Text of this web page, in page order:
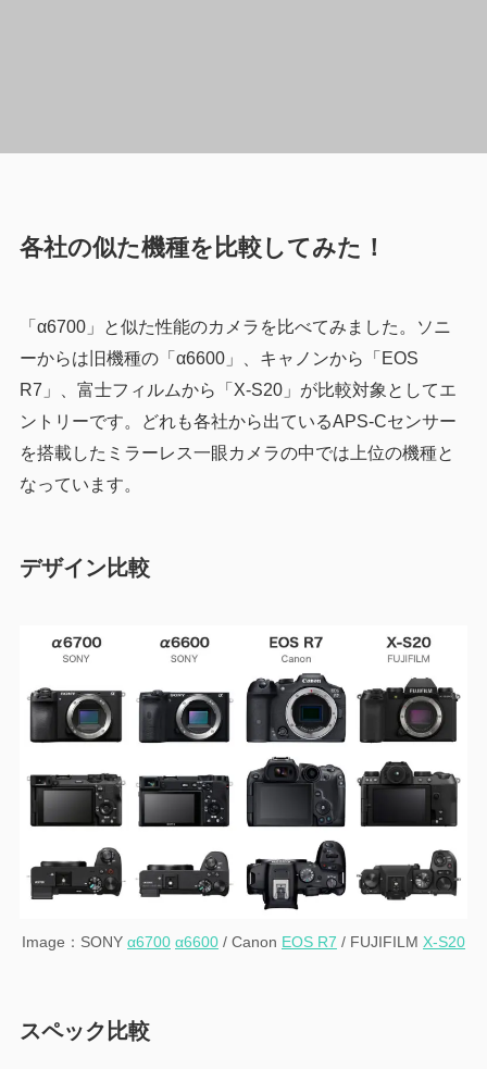
各社の似た機種を比較してみた！
「α6700」と似た性能のカメラを比べてみました。ソニ
ーからは旧機種の「α6600」、キャノンから「EOS
R7」、富士フィルムから「X-S20」が比較対象としてエ
ントリーです。どれも各社から出ているAPS-Cセンサー
を搭載したミラーレス一眼カメラの中では上位の機種と
なっています。
デザイン比較
Image：SONY α6700 α6600 / Canon EOS R7 / FUJIFILM X-S20
スペック比較